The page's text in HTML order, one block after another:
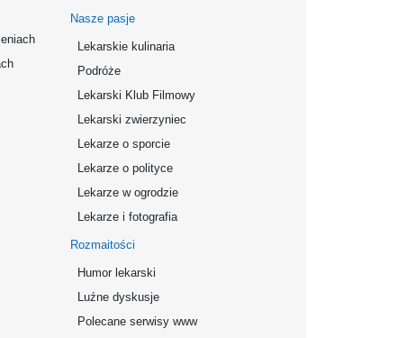
Nasze pasje
Lekarskie kulinaria
Podróże
Lekarski Klub Filmowy
Lekarski zwierzyniec
Lekarze o sporcie
Lekarze o polityce
Lekarze w ogrodzie
Lekarze i fotografia
Rozmaitości
Humor lekarski
Luźne dyskusje
Polecane serwisy www